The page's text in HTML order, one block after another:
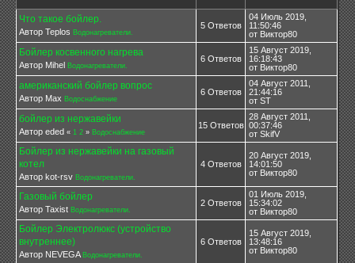
Что такое бойлер.
Автор Teplos Водонагреватели.
5 Ответов
04 Июль 2019,
11:50:46
от Виктор80
Бойлер косвенного нагрева
Автор Mihel Водонагреватели.
6 Ответов
15 Август 2019,
16:18:43
от Виктор80
американский бойлер вопрос
Автор Мах Водоснабжение
6 Ответов
04 Август 2011,
21:44:16
от ST
бойлер из нержавейки
Автор eded « 1 2 » Водоснабжение
15 Ответов
28 Август 2011,
00:37:46
от SkifV
Бойлер из нержавейки на газовый
котел
Автор kot-rsv Водонагреватели.
4 Ответов
20 Август 2019,
14:01:50
от Виктор80
Газовый бойлер
Автор Taxist Водонагреватели.
2 Ответов
01 Июль 2019,
15:34:02
от Виктор80
Бойлер Электролюкс (устройство
внутреннее)
Автор NEVEGA Водонагреватели.
6 Ответов
15 Август 2019,
13:48:16
от Виктор80